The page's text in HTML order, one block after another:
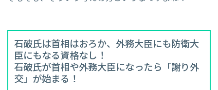
石破氏は首相はおろか、外務大臣にも防衛大
臣にもなる資格なし！
石破氏が首相や外務大臣になったら「謝り外
交」が始まる！